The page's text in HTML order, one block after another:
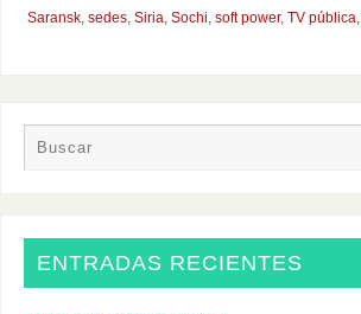
Saransk, sedes, Siria, Sochi, soft power, TV pública,
ENTRADAS RECIENTES